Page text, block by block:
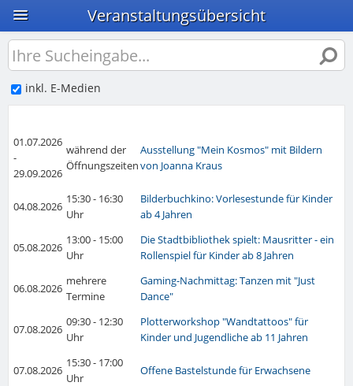
Veranstaltungsübersicht
inkl. E-Medien
01.07.2026
-
29.09.2026
während der
Öffnungszeiten
Ausstellung "Mein Kosmos" mit Bildern
von Joanna Kraus
04.08.2026
15:30 - 16:30
Uhr
Bilderbuchkino: Vorlesestunde für Kinder
ab 4 Jahren
05.08.2026
13:00 - 15:00
Uhr
Die Stadtbibliothek spielt: Mausritter - ein
Rollenspiel für Kinder ab 8 Jahren
06.08.2026
mehrere
Termine
Gaming-Nachmittag: Tanzen mit "Just
Dance"
07.08.2026
09:30 - 12:30
Uhr
Plotterworkshop "Wandtattoos" für
Kinder und Jugendliche ab 11 Jahren
07.08.2026
15:30 - 17:00
Uhr
Offene Bastelstunde für Erwachsene